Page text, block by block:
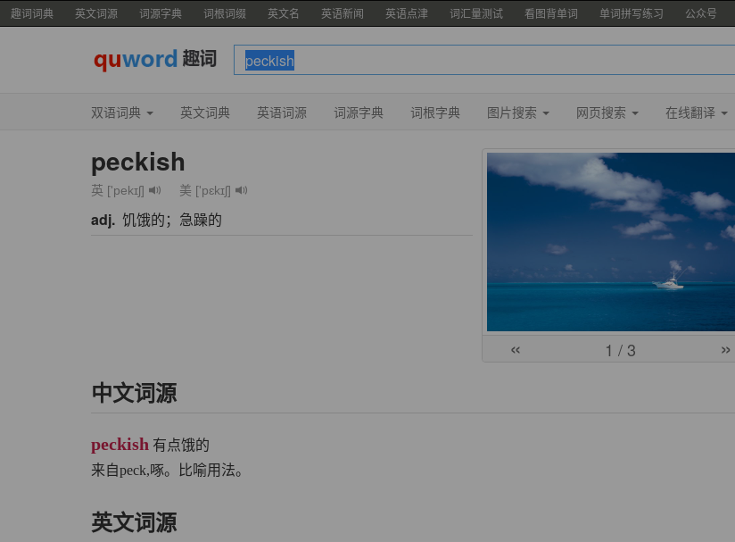
趣词词典 英文词源 词源字典 词根词缀 英文名 英语新闻 英语点津 词汇量测试 看图背单词 单词拼写练习 公众号
双语词典 英文词典 英语词源 词源字典 词根字典 图片搜索 网页搜索 在线翻译
peckish
英 ['pekɪʃ] 美 ['pɛkɪʃ]
adj. 饥饿的；急躁的
« 1 / 3 »
中文词源
peckish 有点饿的
来自peck,啄。比喻用法。
英文词源